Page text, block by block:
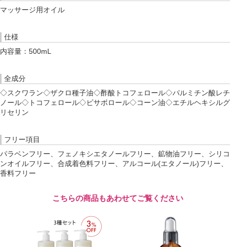
マッサージ用オイル
仕様
内容量：500mL
全成分
◇スクワラン◇ザクロ種子油◇酢酸トコフェロール◇パルミチン酸レチ
ノール◇トコフェロール◇ビサボロール◇コーン油◇エチルヘキシルグ
リセリン
フリー項目
パラベンフリー、フェノキシエタノールフリー、鉱物油フリー、シリコ
ンオイルフリー、合成着色料フリー、アルコール(エタノール)フリー、
香料フリー
こちらの商品もあわせてご覧ください